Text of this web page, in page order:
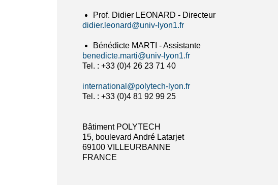
Prof. Didier LEONARD - Directeur
didier.leonard@univ-lyon1.fr
Bénédicte MARTI - Assistante
benedicte.marti@univ-lyon1.fr
Tel. : +33 (0)4 26 23 71 40
international@polytech-lyon.fr
Tel. : +33 (0)4 81 92 99 25
Bâtiment POLYTECH
15, boulevard André Latarjet
69100 VILLEURBANNE
FRANCE